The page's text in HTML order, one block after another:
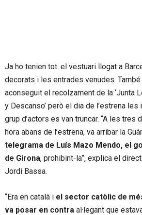
Ja ho tenien tot: el vestuari llogat a
decorats i les entrades venudes. També
aconseguit el recolzament de la ‘Junta
y Descanso’ però el dia de l’estrena les
grup d’actors es van truncar. “A les tres
hora abans de l’estrena, va arribar la
telegrama de Luís Mazo Mendo, el
de Girona, prohibint-la”, explica el
Jordi Bassa.
“Era en català i el sector catòlic de
va posar en contra al·legant que